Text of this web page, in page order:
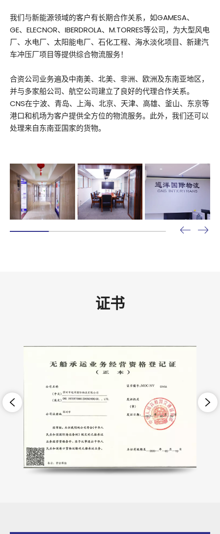
我们与新能源领域的客户有长期合作关系，如GAMESA、
GE、ELECNOR、IBERDROLA、M.TORRES等公司，为大型风电
厂、水电厂、太阳能电厂、石化工程、海水淡化项目、新建汽
车冲压厂项目等提供综合物流服务！
合资公司业务遍及中南美、北美、非洲、欧洲及东南亚地区，
并与多家船公司、航空公司建立了良好的代理合作关系。
CNS在宁波、青岛、上海、北京、天津、高雄、釜山、东京等
港口和机场为客户提供全方位的物流服务。此外，我们还可以
处理来自东南亚国家的货物。
证书